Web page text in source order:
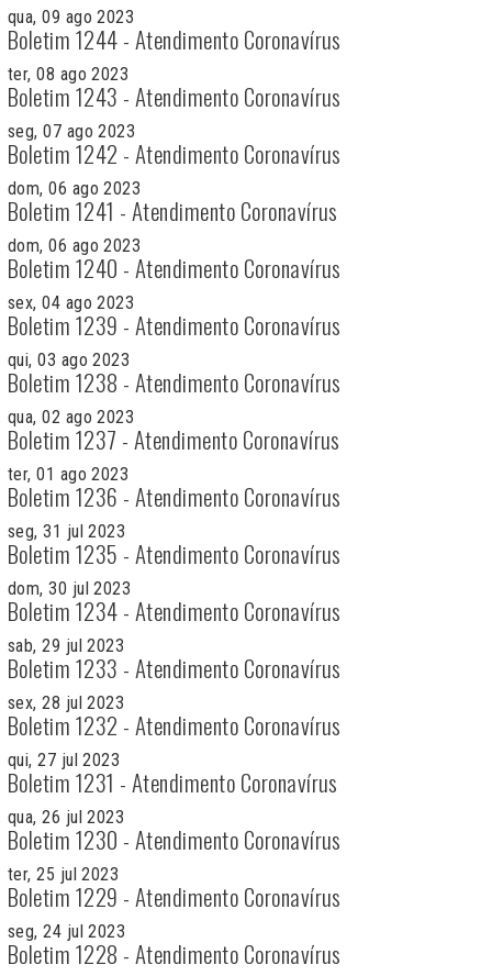
qua, 09 ago 2023
Boletim 1244 - Atendimento Coronavírus
ter, 08 ago 2023
Boletim 1243 - Atendimento Coronavírus
seg, 07 ago 2023
Boletim 1242 - Atendimento Coronavírus
dom, 06 ago 2023
Boletim 1241 - Atendimento Coronavírus
dom, 06 ago 2023
Boletim 1240 - Atendimento Coronavírus
sex, 04 ago 2023
Boletim 1239 - Atendimento Coronavírus
qui, 03 ago 2023
Boletim 1238 - Atendimento Coronavírus
qua, 02 ago 2023
Boletim 1237 - Atendimento Coronavírus
ter, 01 ago 2023
Boletim 1236 - Atendimento Coronavírus
seg, 31 jul 2023
Boletim 1235 - Atendimento Coronavírus
dom, 30 jul 2023
Boletim 1234 - Atendimento Coronavírus
sab, 29 jul 2023
Boletim 1233 - Atendimento Coronavírus
sex, 28 jul 2023
Boletim 1232 - Atendimento Coronavírus
qui, 27 jul 2023
Boletim 1231 - Atendimento Coronavírus
qua, 26 jul 2023
Boletim 1230 - Atendimento Coronavírus
ter, 25 jul 2023
Boletim 1229 - Atendimento Coronavírus
seg, 24 jul 2023
Boletim 1228 - Atendimento Coronavírus